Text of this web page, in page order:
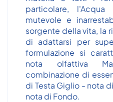
particolare,
mutevole e
sorgente della vita, la
di adattarsi per
formulazione si
nota olfattiva
combinazione di
di Testa Giglio - nota
nota di Fondo.